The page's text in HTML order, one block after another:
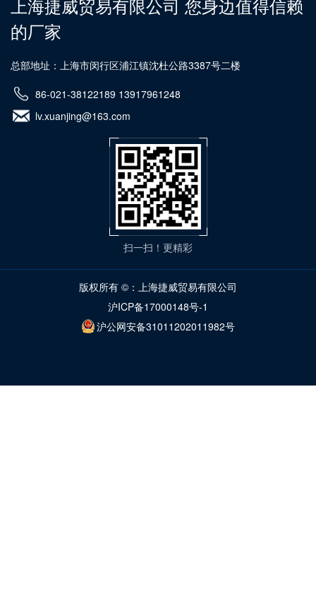
上海捷威贸易有限公司 您身边值得信赖
的厂家
总部地址：上海市闵行区浦江镇沈杜公路3387号二楼
86-021-38122189 13917961248
lv.xuanjing@163.com
扫一扫！更精彩
版权所有 ©：上海捷威贸易有限公司
沪ICP备17000148号-1
沪公网安备31011202011982号